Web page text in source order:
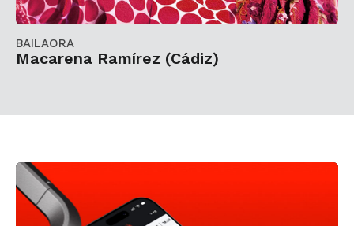
BAILAORA
Macarena Ramírez (Cádiz)